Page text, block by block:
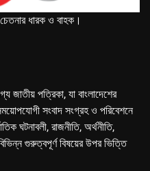
ধারক ও বাহক।
জাতীয় পত্রিকা, যা বাংলাদেশের
সংবাদ সংগ্রহ ও পরিবেশনে
ঘটনাবলী, রাজনীতি, অর্থনীতি,
গুরুত্বপূর্ণ বিষয়ের উপর ভিত্তি